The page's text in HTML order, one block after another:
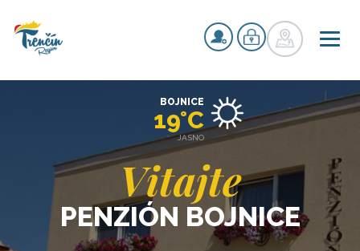
Vitajte
PENZIÓN BOJNICE
BOJNICE
19°C
JASNO